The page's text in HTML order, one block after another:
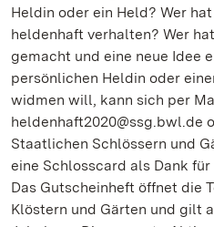
Heldin oder ein Held? Wer
heldenhaft verhalten? Wer
gemacht und eine neue Idee
persönlichen Heldin oder
widmen will, kann sich per
heldenhaft2020@ssg.bwl.de
Staatlichen Schlössern und
eine Schlosscard als Dank
Das Gutscheinheft öffnet die
Klöstern und Gärten und gilt